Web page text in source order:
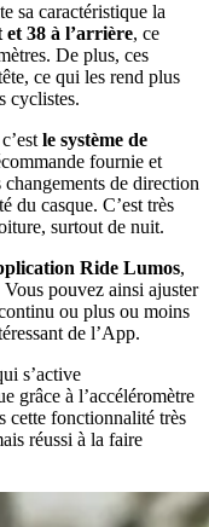
sa caractéristique la
et 38 à l’arrière, ce
De plus, ces
ce qui les rend plus
cyclistes.
le système de
fournie et
de direction
du casque. C’est très
surtout de nuit.
Ride Lumos,
pouvez ainsi ajuster
ou plus ou moins
de l’App.
s’active
grâce à l’accéléromètre
cette fonctionnalité très
réussi à la faire